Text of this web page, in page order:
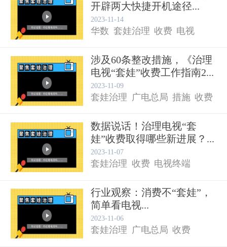
开辟两大快捷开机途径...
2023-11-14
华数 套娃治理 收费 电视
涉及60条整改措施，《治理
电视“套娃”收费工作指南2...
2023-11-09
套娃治理 广电总局 措施 收费
数据说话！治理电视“套
娃”收费取得哪些新进展？...
2023-11-07
套娃治理 收费 电视终端
行业观察：消费不“套娃”，
简单看电视...
2023-11-06
套娃治理 广电总局 收费